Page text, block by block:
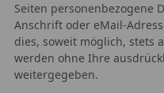
Seiten personenbezogene
Anschrift oder eMail-
dies, soweit möglich, stets
werden ohne Ihre
weitergegeben.